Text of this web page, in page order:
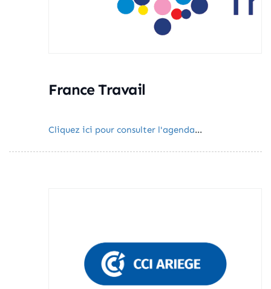
France Travail
Cliquez ici pour consulter l'agenda...